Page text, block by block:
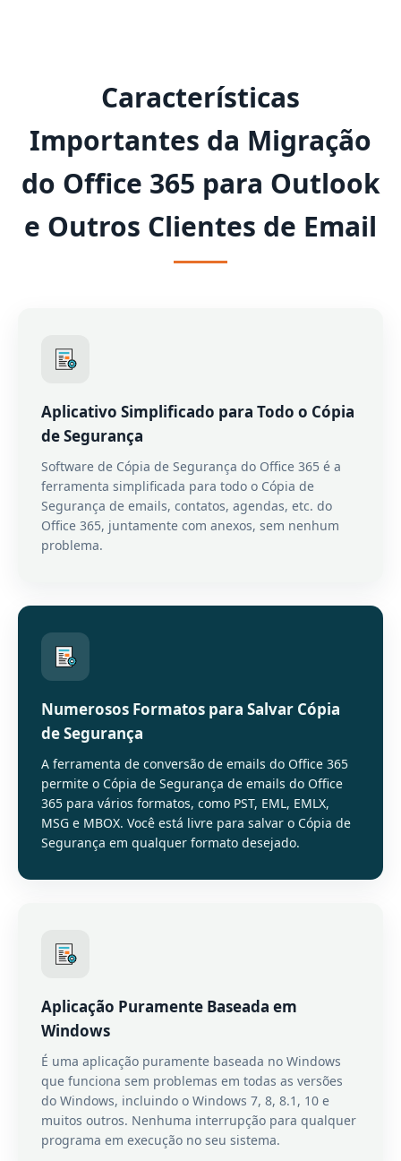
Características
Importantes da Migração
do Office 365 para Outlook
e Outros Clientes de Email
Aplicativo Simplificado para Todo o Cópia
de Segurança
Software de Cópia de Segurança do Office 365 é a
ferramenta simplificada para todo o Cópia de
Segurança de emails, contatos, agendas, etc. do
Office 365, juntamente com anexos, sem nenhum
problema.
Numerosos Formatos para Salvar Cópia
de Segurança
A ferramenta de conversão de emails do Office 365
permite o Cópia de Segurança de emails do Office
365 para vários formatos, como PST, EML, EMLX,
MSG e MBOX. Você está livre para salvar o Cópia de
Segurança em qualquer formato desejado.
Aplicação Puramente Baseada em
Windows
É uma aplicação puramente baseada no Windows
que funciona sem problemas em todas as versões
do Windows, incluindo o Windows 7, 8, 8.1, 10 e
muitos outros. Nenhuma interrupção para qualquer
programa em execução no seu sistema.